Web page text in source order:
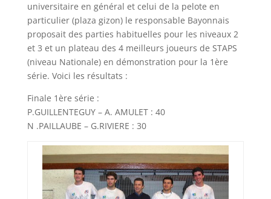
universitaire en général et celui de la pelote en
particulier (plaza gizon) le responsable Bayonnais
proposait des parties habituelles pour les niveaux 2
et 3 et un plateau des 4 meilleurs joueurs de STAPS
(niveau Nationale) en démonstration pour la 1ère
série. Voici les résultats :
Finale 1ère série :
P.GUILLENTEGUY – A. AMULET : 40
N .PAILLAUBE – G.RIVIERE : 30